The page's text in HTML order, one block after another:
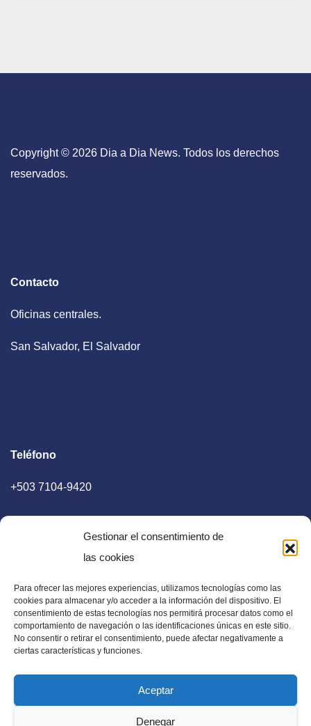
Gestionar el consentimiento de
las cookies
Para ofrecer las mejores experiencias, utilizamos tecnologías como las
cookies para almacenar y/o acceder a la información del dispositivo. El
consentimiento de estas tecnologías nos permitirá procesar datos como el
comportamiento de navegación o las identificaciones únicas en este sitio.
No consentir o retirar el consentimiento, puede afectar negativamente a
ciertas características y funciones.
Aceptar
Denegar
Copyright © 2026 Dia a Dia News. Todos los derechos
reservados.
Contacto
Oficinas centrales.
San Salvador, El Salvador
Teléfono
+503 7104-9420
E-mail
diaadia.redaccion@gmail.com